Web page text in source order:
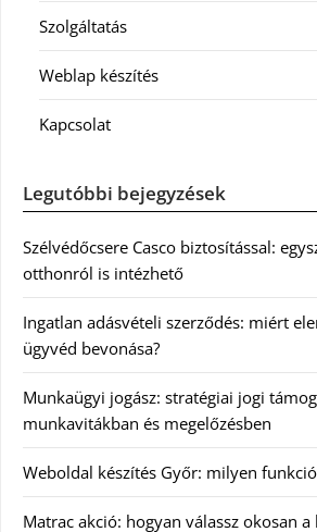
Szolgáltatás
Weblap készítés
Kapcsolat
Legutóbbi bejegyzések
Szélvédőcsere Casco biztosítással:
otthonról is intézhető
Ingatlan adásvételi szerződés: miért
ügyvéd bevonása?
Munkaügyi jogász: stratégiai jogi
munkavitákban és megelőzésben
Weboldal készítés Győr: milyen
Matrac akció: hogyan válassz okosan